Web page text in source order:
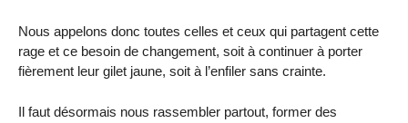
Nous appelons donc toutes celles et ceux qui partagent cette
rage et ce besoin de changement, soit à continuer à porter
fièrement leur gilet jaune, soit à l’enfiler sans crainte.
Il faut désormais nous rassembler partout, former des